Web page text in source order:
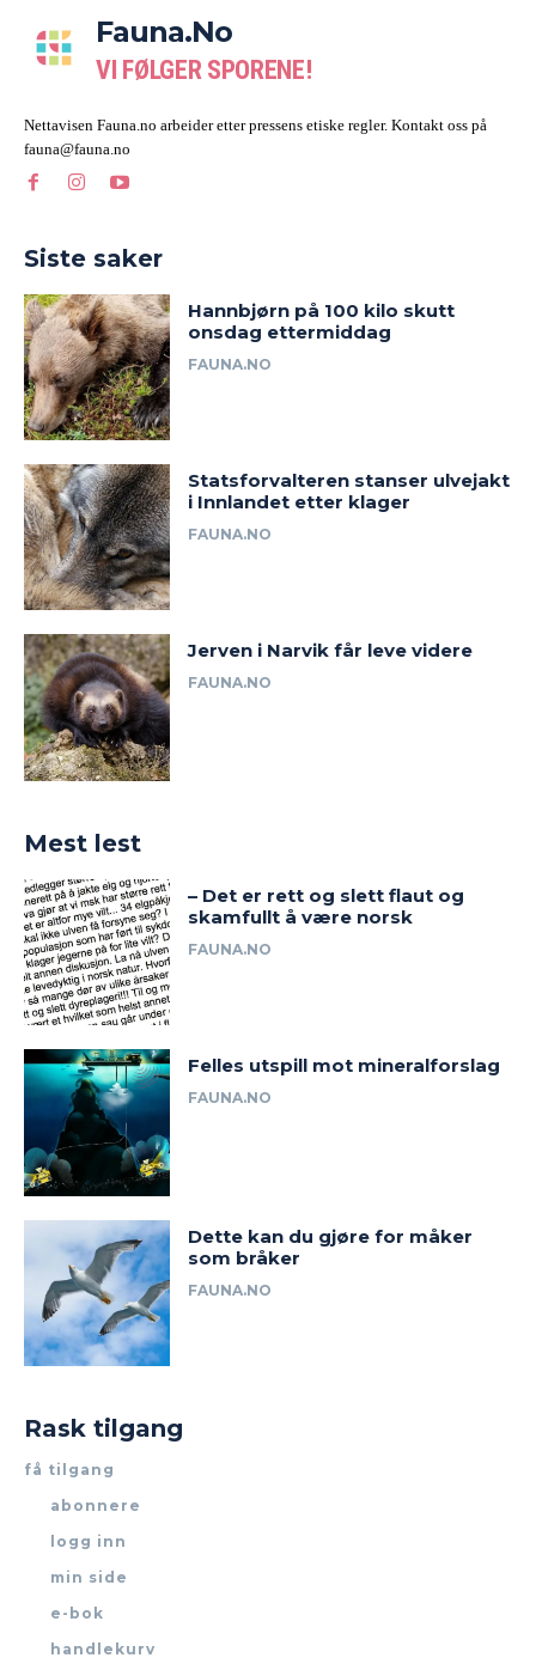
Fauna.no
VI FØLGER SPORENE!
Nettavisen Fauna.no arbeider etter pressens etiske regler. Kontakt oss på
fauna@fauna.no
Siste saker
Hannbjørn på 100 kilo skutt
onsdag ettermiddag
FAUNA.NO
Statsforvalteren stanser ulvejakt
i Innlandet etter klager
FAUNA.NO
Jerven i Narvik får leve videre
FAUNA.NO
Mest lest
– Det er rett og slett flaut og
skamfullt å være norsk
FAUNA.NO
Felles utspill mot mineralforslag
FAUNA.NO
Dette kan du gjøre for måker
som bråker
FAUNA.NO
Rask tilgang
få tilgang
abonnere
logg inn
min side
e-bok
handlekurv